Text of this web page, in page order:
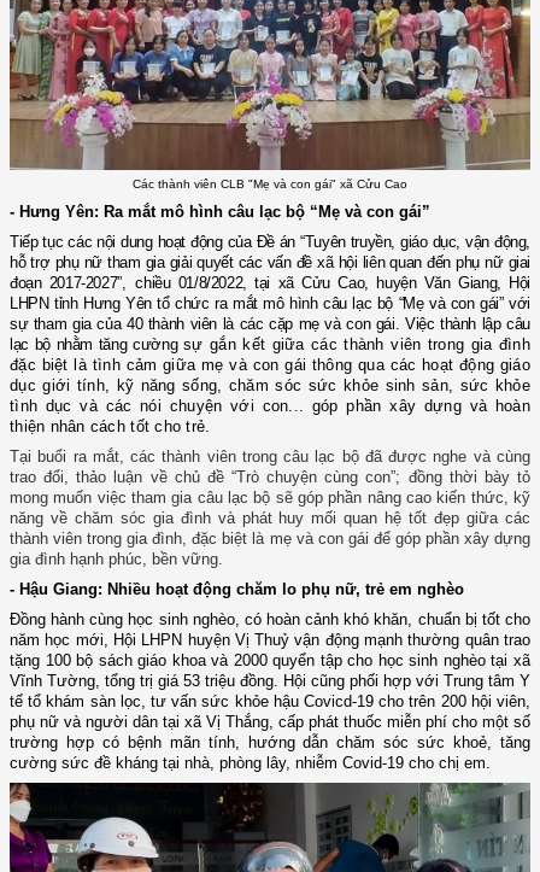
Các thành viên CLB "Mẹ và con gái" xã Cửu Cao
- Hưng Yên: Ra mắt mô hình câu lạc bộ “Mẹ và con gái”
Tiếp tục các nội dung hoạt động của Đề án “Tuyên truyền, giáo dục, vận động,
hỗ trợ phụ nữ tham gia giải quyết các vấn đề xã hội liên quan đến phụ nữ giai
đoạn 2017-2027”,chiều 01/8/2022, tại xã Cửu Cao, huyện Văn Giang, Hội
LHPN tỉnh Hưng Yên tổ chức ra mắt mô hình câu lạc bộ “Mẹ và con gái” với
sự tham gia của 40 thành viên là các cặp mẹ và con gái. Việc thành lập câu
lạc bộ nhằm tăng cường sự gắn kết giữa các thành viên trong gia đình
đặc biệt là tình cảm giữa mẹ và con gái thông qua các hoạt động giáo
dục giới tính, kỹ năng sống, chăm sóc sức khỏe sinh sản, sức khỏe
tình dục và các nói chuyện với con... góp phần xây dựng và hoàn
thiện nhân cách tốt cho trẻ.
Tại buổi ra mắt, các thành viên trong câu lạc bộ đã được nghe và cùng
trao đổi, thảo luận về chủ đề “Trò chuyện cùng con”; đồng thời bày tỏ
mong muốn việc tham gia câu lạc bộ sẽ góp phần nâng cao kiến thức, kỹ
năng về chăm sóc gia đình và phát huy mối quan hệ tốt đẹp giữa các
thành viên trong gia đình, đặc biệt là mẹ và con gái để góp phần xây dựng
gia đình hạnh phúc, bền vững.
- Hậu Giang: N hiều hoạt động chăm lo phụ nữ, trẻ em nghèo
Đồng hành cùng học sinh nghèo, có hoàn cảnh khó khăn, chuẩn bị tốt cho
năm học mới, Hội LHPN huyện Vị Thuỷ vận động mạnh thường quân trao
tặng 100 bộ sách giáo khoa và 2000 quyển tập cho học sinh nghèo tại xã
Vĩnh Tường, tổng trị giá 53 triệu đồng. Hội cũng phối hợp với Trung tâm Y
tế tổ khám sàn lọc, tư vấn sức khỏe hậu Covicd-19 cho trên 200 hội viên,
phụ nữ và người dân tại xã Vị Thắng, cấp phát thuốc miễn phí cho một số
trường hợp có bệnh mãn tính, hướng dẫn chăm sóc sức khoẻ, tăng
cường sức đề kháng tại nhà, phòng lây, nhiễm Covid-19 cho chị em.